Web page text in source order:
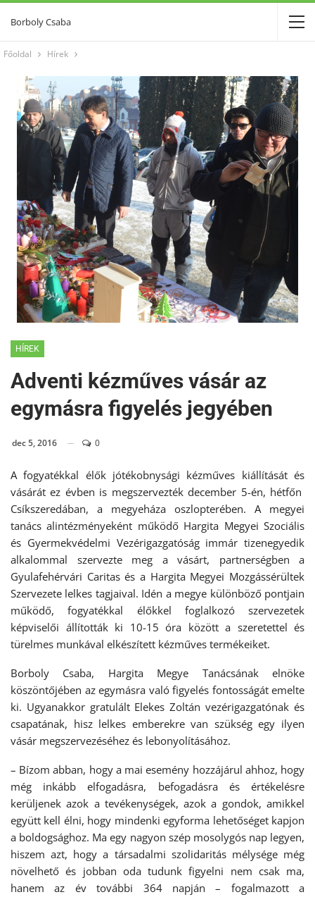
Borboly Csaba
Főoldal Hírek
HÍREK
Adventi kézműves vásár az
egymásra figyelés jegyében
dec 5, 2016 0
A fogyatékkal élők jótékobnysági kézműves kiállítását és
vásárát ez évben is megszervezték december 5-én, hétfőn
Csíkszeredában, a megyeháza oszlopterében. A megyei
tanács alintézményeként működő Hargita Megyei Szociális
és Gyermekvédelmi Vezérigazgatóság immár tizenegyedik
alkalommal szervezte meg a vásárt, partnerségben a
Gyulafehérvári Caritas és a Hargita Megyei Mozgássérültek
Szervezete lelkes tagjaival. Idén a megye különböző pontjain
működő, fogyatékkal élőkkel foglalkozó szervezetek
képviselői állították ki 10-15 óra között a szeretettel és
türelmes munkával elkészített kézműves termékeiket.
Borboly Csaba, Hargita Megye Tanácsának elnöke
köszöntőjében az egymásra való figyelés fontosságát emelte
ki. Ugyanakkor gratulált Elekes Zoltán vezérigazgatónak és
csapatának, hisz lelkes emberekre van szükség egy ilyen
vásár megszervezéséhez és lebonyolításához.
– Bízom abban, hogy a mai esemény hozzájárul ahhoz, hogy
még inkább elfogadásra, befogadásra és értékelésre
kerüljenek azok a tevékenységek, azok a gondok, amikkel
együtt kell élni, hogy mindenki egyforma lehetőséget kapjon
a boldogsághoz. Ma egy nagyon szép mosolygós nap legyen,
hiszem azt, hogy a társadalmi szolidaritás mélysége még
növelhető és jobban oda tudunk figyelni nem csak ma,
hanem az év további 364 napján – fogalmazott a